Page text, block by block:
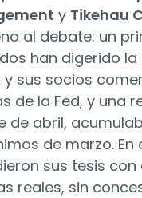
y Tikehau
al debate: un
han digerido
y sus socios
de la Fed, y una
de abril,
de marzo.
sus tesis
reales, sin